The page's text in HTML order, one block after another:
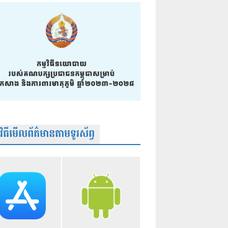
ធីមើលព័ត៌មានតាមទូរស័ព្វ